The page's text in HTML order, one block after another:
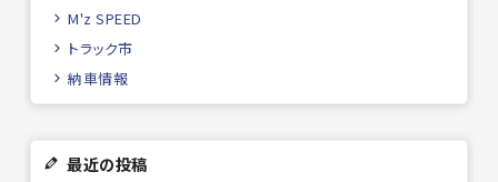
M'z SPEED
トラック市
納車情報
最近の投稿